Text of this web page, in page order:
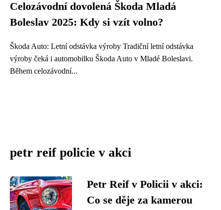
Celozávodní dovolená Škoda Mladá
Boleslav 2025: Kdy si vzít volno?
Škoda Auto: Letní odstávka výroby Tradiční letní odstávka
výroby čeká i automobilku Škoda Auto v Mladé Boleslavi.
Během celozávodní...
petr reif policie v akci
Petr Reif v Policii v akci:
Co se děje za kamerou